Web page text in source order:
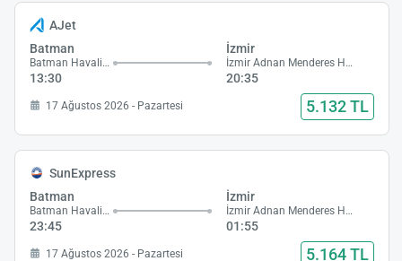
AJet
Batman
Batman Havalimanı
13:30
İzmir
İzmir Adnan Menderes Havalimanı
20:35
17 Ağustos 2026 - Pazartesi 5.132 TL
SunExpress
Batman
Batman Havalimanı
23:45
İzmir
İzmir Adnan Menderes Havalimanı
01:55
17 Ağustos 2026 - Pazartesi 5.164 TL